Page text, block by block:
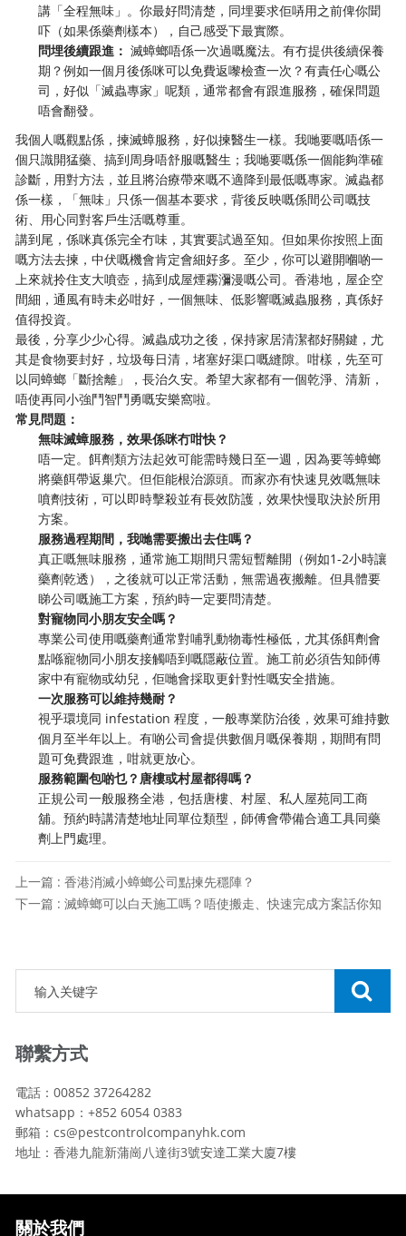
講「全程無味」。你最好問清楚，同埋要求佢哢用之前俾你聞
吓（如果係藥劑樣本），自己感受下最實際。
問埋後續跟進： 滅蟑螂唔係一次過嘅魔法。有冇提供後續保養
期？例如一個月後係咪可以免費返嚟檢查一次？有責任心嘅公
司，好似「滅蟲專家」呢類，通常都會有跟進服務，確保問題
唔會翻發。
我個人嘅觀點係，揀滅蟑服務，好似揀醫生一樣。我哋要嘅唔係一
個只識開猛藥、搞到周身唔舒服嘅醫生；我哋要嘅係一個能夠準確
診斷，用對方法，並且將治療帶來嘅不適降到最低嘅專家。滅蟲都
係一樣，「無味」只係一個基本要求，背後反映嘅係間公司嘅技
術、用心同對客戶生活嘅尊重。
講到尾，係咪真係完全冇味，其實要試過至知。但如果你按照上面
嘅方法去揀，中伏嘅機會肯定會細好多。至少，你可以避開嗰啲一
上來就拎住支大噴壺，搞到成屋煙霧瀰漫嘅公司。香港地，屋企空
間細，通風有時未必咁好，一個無味、低影響嘅滅蟲服務，真係好
值得投資。
最後，分享少少心得。滅蟲成功之後，保持家居清潔都好關鍵，尤
其是食物要封好，垃圾每日清，堵塞好渠口嘅縫隙。咁樣，先至可
以同蟑螂「斷捨離」，長治久安。希望大家都有一個乾淨、清新，
唔使再同小強鬥智鬥勇嘅安樂窩啦。
常見問題：
無味滅蟑服務，效果係咪冇咁快？
唔一定。餌劑類方法起效可能需時幾日至一週，因為要等蟑螂
將藥餌帶返巢穴。但佢能根治源頭。而家亦有快速見效嘅無味
噴劑技術，可以即時擊殺並有長效防護，效果快慢取決於所用
方案。
服務過程期間，我哋需要搬出去住嗎？
真正嘅無味服務，通常施工期間只需短暫離開（例如1-2小時讓
藥劑乾透），之後就可以正常活動，無需過夜搬離。但具體要
睇公司嘅施工方案，預約時一定要問清楚。
對寵物同小朋友安全嗎？
專業公司使用嘅藥劑通常對哺乳動物毒性極低，尤其係餌劑會
點喺寵物同小朋友接觸唔到嘅隱蔽位置。施工前必須告知師傅
家中有寵物或幼兒，佢哋會採取更針對性嘅安全措施。
一次服務可以維持幾耐？
視乎環境同 infestation 程度，一般專業防治後，效果可維持數
個月至半年以上。有啲公司會提供數個月嘅保養期，期間有問
題可免費跟進，咁就更放心。
服務範圍包啲乜？唐樓或村屋都得嗎？
正規公司一般服務全港，包括唐樓、村屋、私人屋苑同工商
舖。預約時講清楚地址同單位類型，師傅會帶備合適工具同藥
劑上門處理。
上一篇 : 香港消滅小蟑螂公司點揀先穩陣？
下一篇 : 滅蟑螂可以白天施工嗎？唔使搬走、快速完成方案話你知
聯繫方式
電話：00852 37264282
whatsapp：+852 6054 0383
郵箱：cs@pestcontrolcompanyhk.com
地址：香港九龍新蒲崗八達街3號安達工業大廈7樓
關於我們